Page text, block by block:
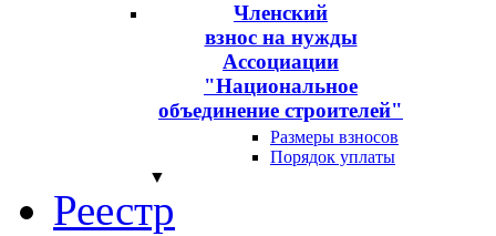
Членский
взнос на нужды
Ассоциации
"Национальное
объединение строителей"
Размеры взносов
Порядок уплаты
▼
Реестр